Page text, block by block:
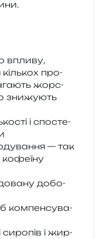
впли­ву,
про­
жорс­
зни­жу­ють
і спо­сте­
— так
кофе­ї­ну
добо­
ком­пен­су­ва­
сиро­пів і жир­